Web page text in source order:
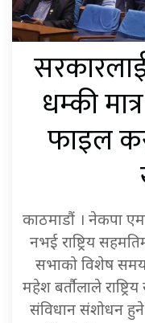
धम्की
फाइल
काठमाडौं । नेकपा
नभई राष्ट्रिय
सभाको विशेष
महेश बर्तौलाले
संविधान संशोधन